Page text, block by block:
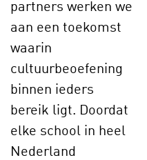
partners werken we
aan een toekomst
waarin
cultuurbeoefening
binnen ieders
bereik ligt. Doordat
elke school in heel
Nederland